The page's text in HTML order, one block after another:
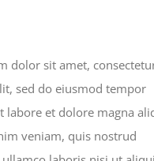
dolor sit amet,
sed do eiusmod tempor
labore et dolore magna
veniam, quis nostrud